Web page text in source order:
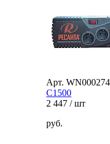
Арт.
С1500
2 447 / шт
руб.